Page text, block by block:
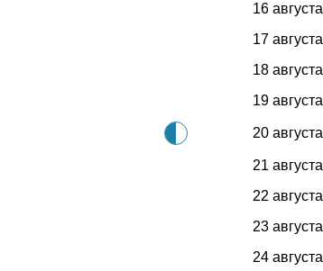
16 августа
17 августа
18 августа
19 августа
20 августа
21 августа
22 августа
23 августа
24 августа